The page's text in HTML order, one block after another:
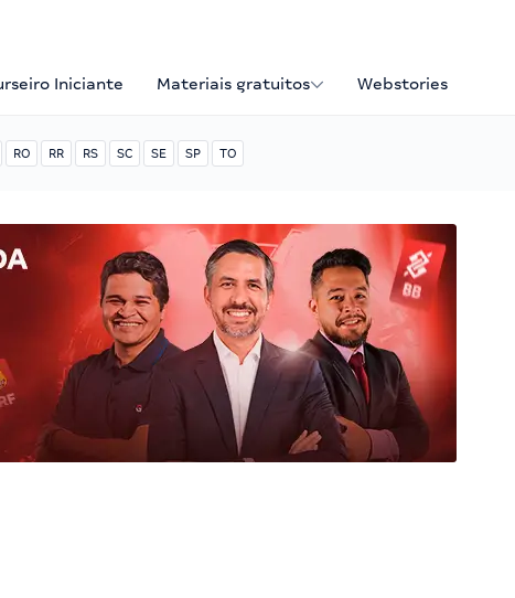
Iniciante Materiais gratuitos Webstories
RO RR RS SC SE SP TO